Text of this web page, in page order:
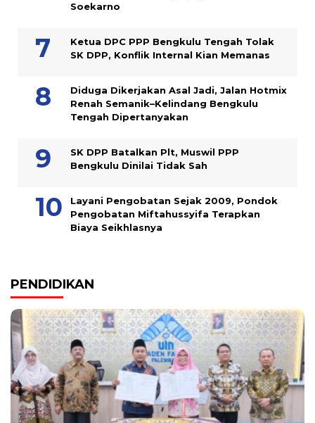
Soekarno
Ketua DPC PPP Bengkulu Tengah Tolak
SK DPP, Konflik Internal Kian Memanas
Diduga Dikerjakan Asal Jadi, Jalan Hotmix
Renah Semanik–Kelindang Bengkulu
Tengah Dipertanyakan
SK DPP Batalkan Plt, Muswil PPP
Bengkulu Dinilai Tidak Sah
Layani Pengobatan Sejak 2009, Pondok
Pengobatan Miftahussyifa Terapkan
Biaya Seikhlasnya
PENDIDIKAN